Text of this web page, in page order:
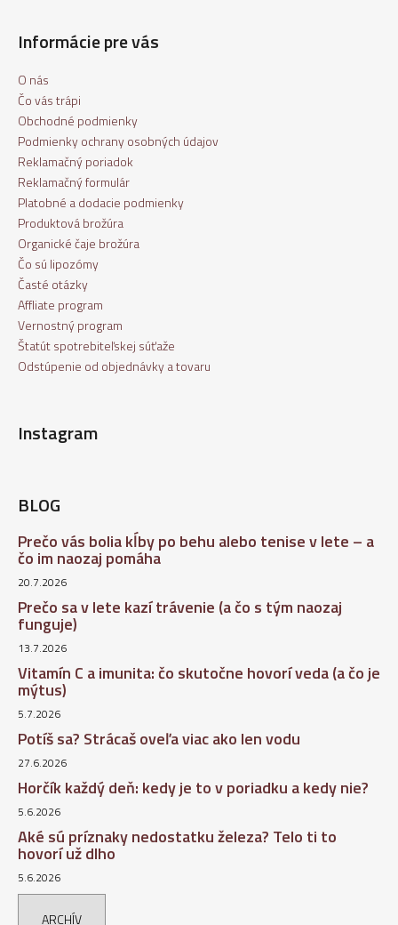
Informácie pre vás
O nás
Čo vás trápi
Obchodné podmienky
Podmienky ochrany osobných údajov
Reklamačný poriadok
Reklamačný formulár
Platobné a dodacie podmienky
Produktová brožúra
Organické čaje brožúra
Čo sú lipozómy
Časté otázky
Affliate program
Vernostný program
Štatút spotrebiteľskej súťaže
Odstúpenie od objednávky a tovaru
Instagram
BLOG
Prečo vás bolia kĺby po behu alebo tenise v lete – a
čo im naozaj pomáha
20.7.2026
Prečo sa v lete kazí trávenie (a čo s tým naozaj
funguje)
13.7.2026
Vitamín C a imunita: čo skutočne hovorí veda (a čo je
mýtus)
5.7.2026
Potíš sa? Strácaš oveľa viac ako len vodu
27.6.2026
Horčík každý deň: kedy je to v poriadku a kedy nie?
5.6.2026
Aké sú príznaky nedostatku železa? Telo ti to
hovorí už dlho
5.6.2026
ARCHÍV